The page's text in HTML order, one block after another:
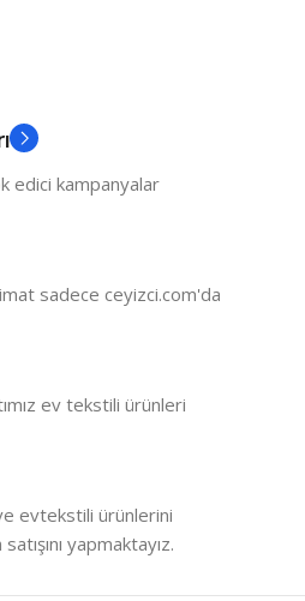
edici kampanyalar
sadece ceyizci.com'da
ev tekstili ürünleri
evtekstili ürünlerini
yapmaktayız.